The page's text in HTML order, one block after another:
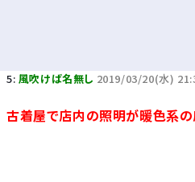
5: 風吹けば名無し 2019/03/20(水)
古着屋で店内の照明が暖色系